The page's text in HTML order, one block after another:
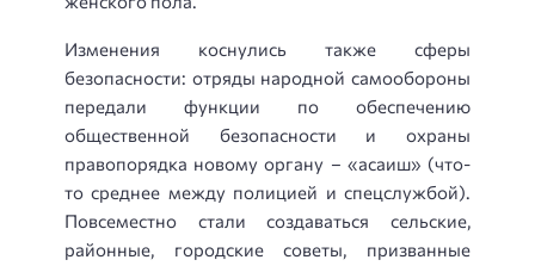
Изменения коснулись также сферы
безопасности: отряды народной самообороны
передали функции по обеспечению
общественной безопасности и охраны
правопорядка новому органу – «асаиш» (что-
то среднее между полицией и спецслужбой).
Повсеместно стали создаваться сельские,
районные, городские советы, призванные